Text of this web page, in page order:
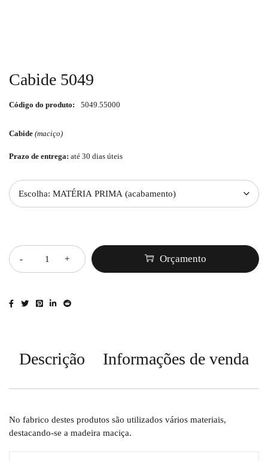
Cabide 5049
Código do produto: 5049.55000
Cabide (maciço)
Prazo de entrega: até 30 dias úteis
Orçamento
Descrição Informações de venda
No fabrico destes produtos são utilizados vários materiais,
destacando-se a madeira maciça.